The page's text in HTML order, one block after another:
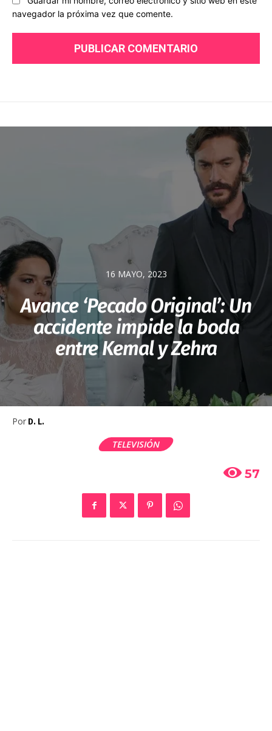
navegador la próxima vez que comente.